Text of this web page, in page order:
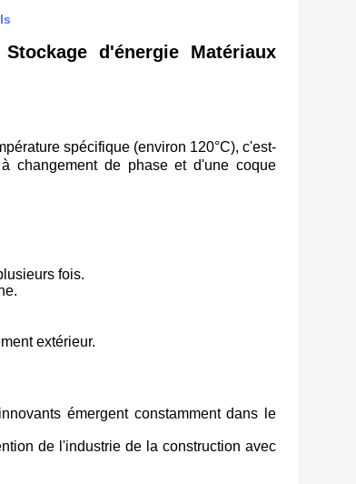
d'énergie Matériaux
spécifique (environ 120°C), c'est-
changement de phase et d'une coque
fois.
extérieur.
émergent constamment dans le
de l'industrie de la construction avec